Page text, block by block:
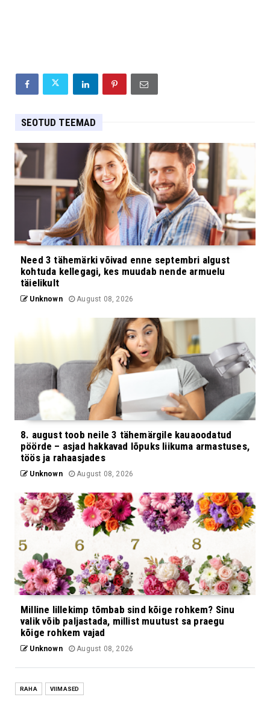
SEOTUD TEEMAD
Need 3 tähemärki võivad enne septembri algust
kohtuda kellegagi, kes muudab nende armuelu
täielikult
Unknown August 08, 2026
8. august toob neile 3 tähemärgile kauaoodatud
pöörde – asjad hakkavad lõpuks liikuma armastuses,
töös ja rahaasjades
Unknown August 08, 2026
Milline lillekimp tõmbab sind kõige rohkem? Sinu
valik võib paljastada, millist muutust sa praegu
kõige rohkem vajad
Unknown August 08, 2026
RAHA VIIMASED